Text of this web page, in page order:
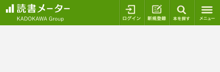
ログイン 新規登録